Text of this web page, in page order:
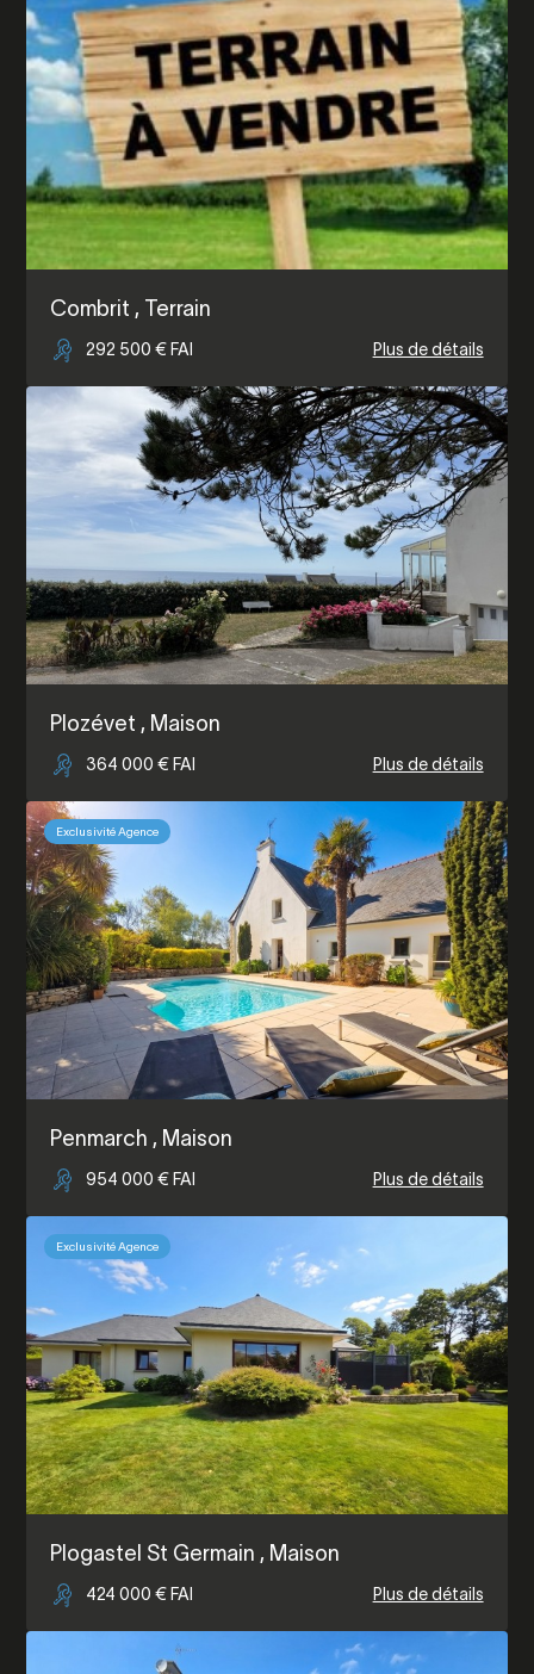
Combrit , Terrain
292 500 € FAI Plus de détails
Plozévet , Maison
364 000 € FAI Plus de détails
Exclusivité Agence
Penmarch , Maison
954 000 € FAI Plus de détails
Exclusivité Agence
Plogastel St Germain , Maison
424 000 € FAI Plus de détails